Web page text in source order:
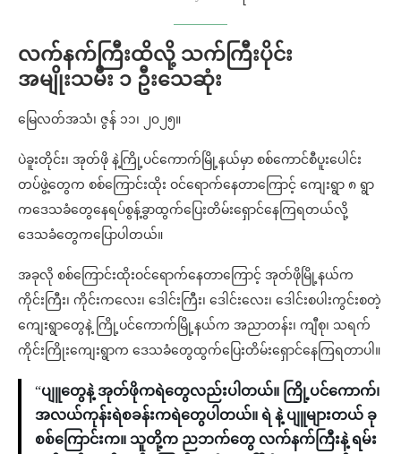
လက်နက်ကြီးထိလို့ သက်ကြီးပိုင်း
အမျိုးသမီး ၁ ဦးသေဆုံး
မြေလတ်အသံ၊ ဇွန် ၁၁၊ ၂၀၂၅။
ပဲခူးတိုင်း၊ အုတ်ဖို နဲ့ကြို့ပင်ကောက်မြို့နယ်မှာ စစ်ကောင်စီပူးပေါင်း
တပ်ဖွဲ့တွေက စစ်ကြောင်းထိုး ဝင်ရောက်နေတာကြောင့် ကျေးရွာ ၈ ရွာ
ကဒေသခံတွေနေရပ်စွန့်ခွာထွက်ပြေးတိမ်းရှောင်နေကြရတယ်လို့
ဒေသခံတွေကပြောပါတယ်။
အခုလို စစ်ကြောင်းထိုးဝင်ရောက်နေတာကြောင့် အုတ်ဖိုမြို့နယ်က
ကိုင်းကြီး၊ ကိုင်းကလေး၊ ဒေါင်းကြီး၊ ဒေါင်းလေး၊ ဒေါင်းစပါးကွင်းစတဲ့
ကျေးရွာတွေနဲ့ ကြို့ပင်ကောက်မြို့နယ်က အညာတန်း၊ ကျီစု၊ သရက်
ကိုင်းကြိုးကျေးရွာက ဒေသခံတွေထွက်ပြေးတိမ်းရှောင်နေကြရတာပါ။
“ပျူတွေနဲ့ အုတ်ဖိုကရဲတွေလည်းပါတယ်။ ကြို့ပင်ကောက်၊
အလယ်ကုန်းရဲစခန်းကရဲတွေပါတယ်။ ရဲ နဲ့ ပျူများတယ် ခု
စစ်ကြောင်းက။ သူတို့က ညဘက်တွေ လက်နက်ကြီးနဲ့ ရမ်း